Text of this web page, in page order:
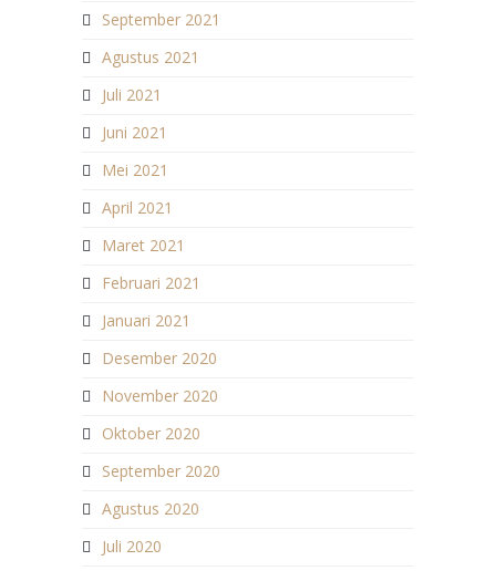
September 2021
Agustus 2021
Juli 2021
Juni 2021
Mei 2021
April 2021
Maret 2021
Februari 2021
Januari 2021
Desember 2020
November 2020
Oktober 2020
September 2020
Agustus 2020
Juli 2020